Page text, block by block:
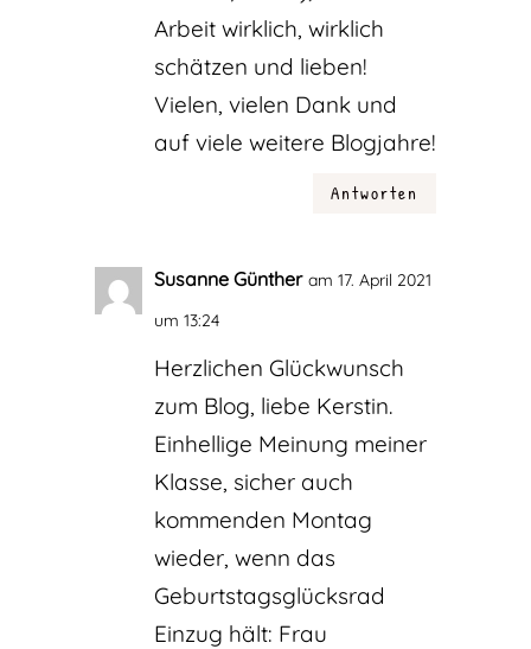
Arbeit wirklich, wirklich
schätzen und lieben!
Vielen, vielen Dank und
auf viele weitere Blogjahre!
Antworten
Susanne Günther am 17. April 2021
um 13:24
Herzlichen Glückwunsch
zum Blog, liebe Kerstin.
Einhellige Meinung meiner
Klasse, sicher auch
kommenden Montag
wieder, wenn das
Geburtstagsglücksrad
Einzug hält: Frau